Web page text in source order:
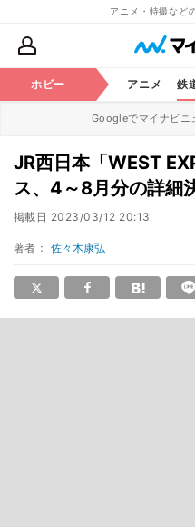
アニメ・特撮など
ホビー アニメ 鉄
Googleでマイナビニ
JR西日本「WEST
ス、4～8月分の詳細
掲載日 2023/03/12 20:13
著者： 佐々木康弘